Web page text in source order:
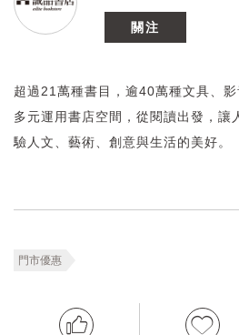
關注
超過21萬種書目，逾40萬種文具、
多元運用書店空間，從閱讀出發，讓
驗人文、藝術、創意與生活的美好。
門市優惠